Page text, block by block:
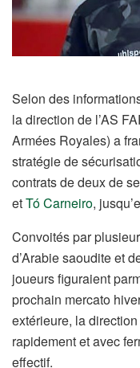
Selon des
la direction de l’AS
Armées Royales) a
stratégie de
contrats de deux de
etTó Carneiro,
Convoités par
d’Arabie saoudite et
joueurs figuraient
prochain mercato
extérieure, la
rapidement et avec
effectif.